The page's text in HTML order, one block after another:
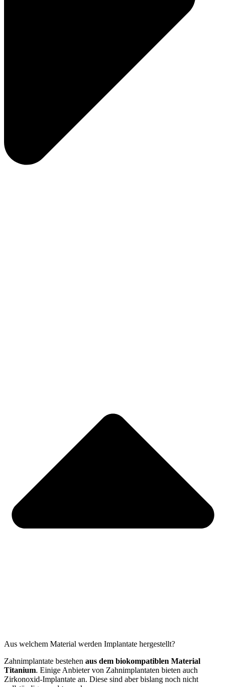
Aus welchem Material werden Implantate hergestellt?
Zahnimplantate bestehen aus dem biokompatiblen Material
Titanium. Einige Anbieter von Zahnimplantaten bieten auch
Zirkonoxid-Implantate an. Diese sind aber bislang noch nicht